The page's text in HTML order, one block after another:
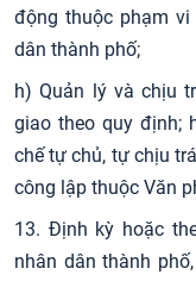
động thuộc phạm
dân thành phố;
h) Quản lý và chịu
giao theo quy định;
chế tự chủ, tự chịu
công lập thuộc Văn
13. Định kỳ hoặc
nhân dân thành